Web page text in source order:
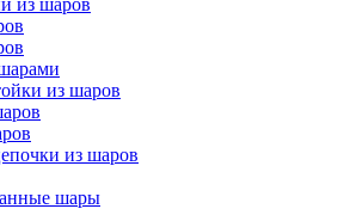
из шаров
из шаров
из шаров
шары